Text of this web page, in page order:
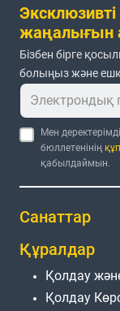
жаңалығын
Бізбен бірге
болыңыз және
Мен
бюллетенінің
қабылдаймын.
Санаттар
Құралдар
Қолдау
Қолдау